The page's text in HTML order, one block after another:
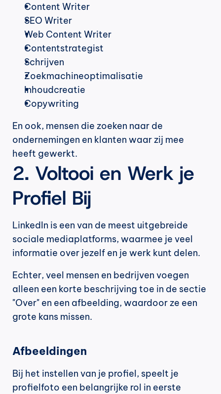
Content Writer
SEO Writer
Web Content Writer
Contentstrategist
Schrijven
Zoekmachineoptimalisatie
Inhoudcreatie
Copywriting
En ook, mensen die zoeken naar de
ondernemingen en klanten waar zij mee
heeft gewerkt.
2. Voltooi en Werk je
Profiel Bij
LinkedIn is een van de meest uitgebreide
sociale mediaplatforms, waarmee je veel
informatie over jezelf en je werk kunt delen.
Echter, veel mensen en bedrijven voegen
alleen een korte beschrijving toe in de sectie
"Over" en een afbeelding, waardoor ze een
grote kans missen.
Afbeeldingen
Bij het instellen van je profiel, speelt je
profielfoto een belangrijke rol in eerste